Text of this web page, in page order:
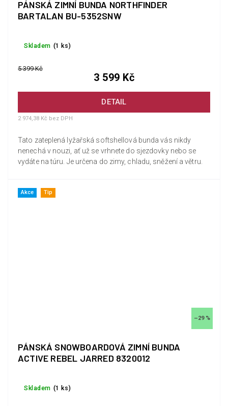
PÁNSKÁ ZIMNÍ BUNDA NORTHFINDER
BARTALAN BU-5352SNW
Skladem (1 ks)
DETAIL
2 974,38 Kč bez DPH
5 399 Kč
3 599 Kč
Tato zateplená lyžařská softshellová bunda vás nikdy
nenechá v nouzi, ať už se vrhnete do sjezdovky nebo se
vydáte na túru. Je určena do zimy, chladu, sněžení a větru.
Akce Tip
–29 %
PÁNSKÁ SNOWBOARDOVÁ ZIMNÍ BUNDA
ACTIVE REBEL JARRED 8320012
Skladem (1 ks)